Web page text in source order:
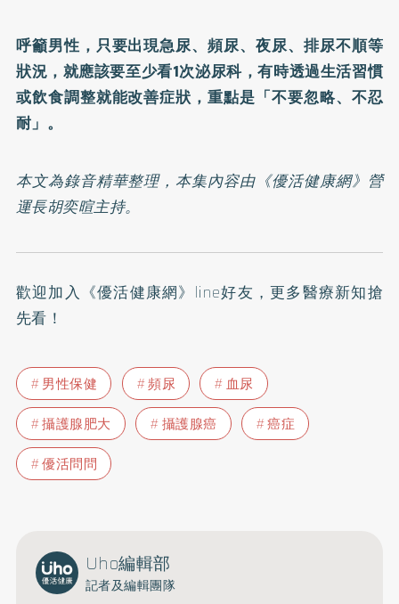
呼籲男性，只要出現急尿、頻尿、夜尿、排尿不順等
狀況，就應該要至少看1次泌尿科，有時透過生活習慣
或飲食調整就能改善症狀，重點是「不要忽略、不忍
耐」。
本文為錄音精華整理，本集內容由《優活健康網》營
運長胡奕暄主持。
歡迎加入 《優活健康網》line好友 ，更多醫療新知搶
先看！
男性保健 頻尿
血尿
攝護腺肥大
攝護腺癌
癌症
優活問問
Uho編輯部
記者及編輯團隊